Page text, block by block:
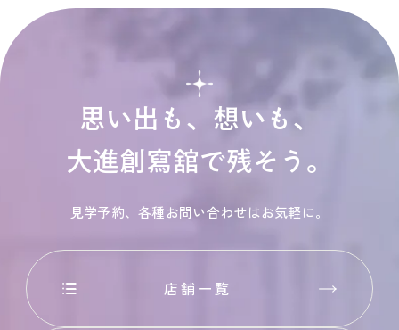
思い出も、想いも、
大進創寫舘で残そう。
見学予約、各種お問い合わせはお気軽に。
店舗一覧